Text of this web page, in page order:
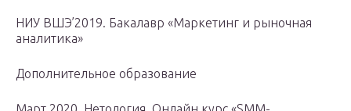
НИУ ВШЭ’2019. Бакалавр «Маркетинг и рыночная
аналитика»
Дополнительное образование